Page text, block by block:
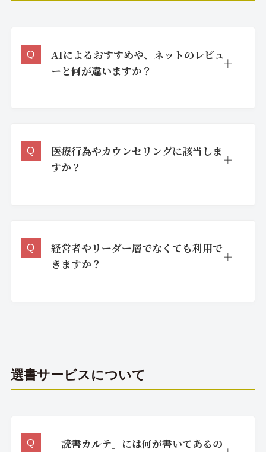
AIによるおすすめや、ネットのレビュ
ーと何が違いますか？
医療行為やカウンセリングに該当しま
すか？
経営者やリーダー層でなくても利用で
きますか？
選書サービスについて
「読書カルテ」には何が書いてあるの